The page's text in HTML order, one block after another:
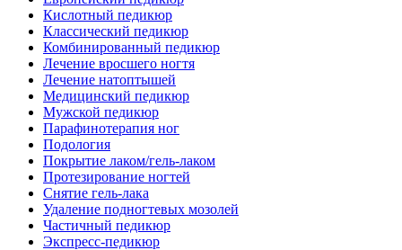
Кислотный педикюр
Классический педикюр
Комбинированный педикюр
Лечение вросшего ногтя
Лечение натоптышей
Медицинский педикюр
Мужской педикюр
Парафинотерапия ног
Подология
Покрытие лаком/гель-лаком
Протезирование ногтей
Снятие гель-лака
Удаление подногтевых мозолей
Частичный педикюр
Экспресс-педикюр